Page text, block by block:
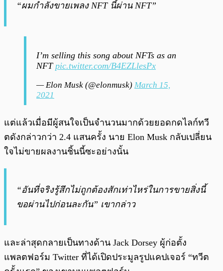
“ผมกำลังขายเพลง NFT นี้ผ่าน NFT”
I’m selling this song about NFTs as an
NFT pic.twitter.com/B4EZLlesPx
— Elon Musk (@elonmusk) March 15,
2021
แต่แล้วเมื่อมีผู้สนใจเป็นจำนวนมากด้วยยอดกดไลก์ทวี
ตดังกล่าวกว่า 2.4 แสนครั้ง นาย Elon Musk กลับเปลี่ยน
ใจไม่ขายผลงานชิ้นนี้ซะอย่างนั้น
“อันที่จริงรู้สึกไม่ถูกต้องสักเท่าไหร่ในการขายสิ่งนี้
ขอผ่านไปก่อนละกัน” เขากล่าว
และล่าสุดกลายเป็นทางด้าน Jack Dorsey ผู้ก่อตั้ง
แพลตฟอร์ม Twitter ที่ได้เปิดประมูลรูปแคปเจอร์ “ทวีต